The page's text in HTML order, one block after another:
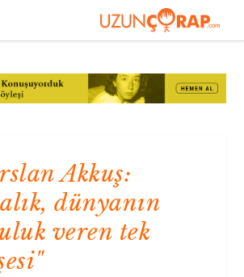
Akkuş:
dünyanın
veren tek